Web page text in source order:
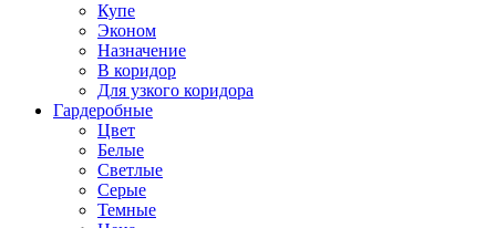
Купе
Эконом
Назначение
В коридор
Для узкого коридора
Гардеробные
Цвет
Белые
Светлые
Серые
Темные